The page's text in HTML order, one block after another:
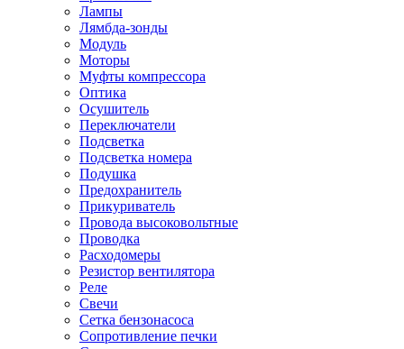
Лампы
Лямбда-зонды
Модуль
Моторы
Муфты компрессора
Оптика
Осушитель
Переключатели
Подсветка
Подсветка номера
Подушка
Предохранитель
Прикуриватель
Провода высоковольтные
Проводка
Расходомеры
Резистор вентилятора
Реле
Свечи
Сетка бензонасоса
Сопротивление печки